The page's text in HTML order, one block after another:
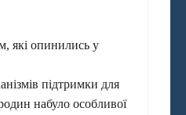
які опинились у
підтримки для
набуло особливої